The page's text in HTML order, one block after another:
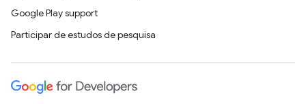
Google Play support
Participar de estudos de pesquisa